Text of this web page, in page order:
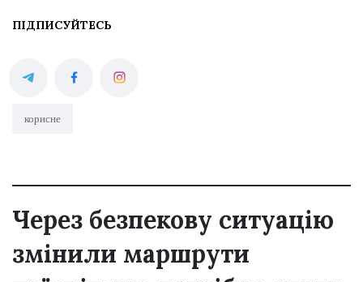
ПІДПИСУЙТЕСЬ
корисне
Через безпекову ситуацію
змінили маршрути